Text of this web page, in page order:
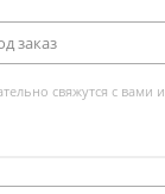
заказ
свяжутся с вами и